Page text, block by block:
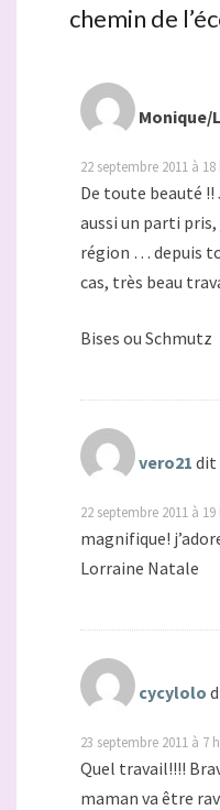
chemin de
Monique/
22 septembre 2011 à
De toute beauté !!
aussi un parti pris,
région … depuis
cas, très beau
Bises ou Schmutz
vero21 dit
22 septembre 2011 à
magnifique!
Lorraine Natale
cycylolo
23 septembre 2011 à 7
Quel travail!!!!
maman va être